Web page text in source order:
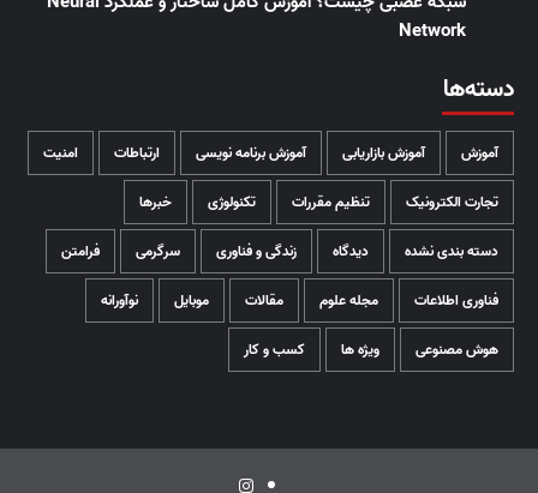
Network
دسته‌ها
آموزش آموزش بازاریابی آموزش برنامه نویسی ارتباطات امنیت
تجارت الکترونیک تنظیم مقررات تکنولوژی خبرها
دسته بندی نشده دیدگاه زندگی و فناوری سرگرمی فرامتن
فناوری اطلاعات مجله علوم مقالات موبایل نوآورانه
هوش مصنوعی ویژه ها کسب و کار
اینستاگرام